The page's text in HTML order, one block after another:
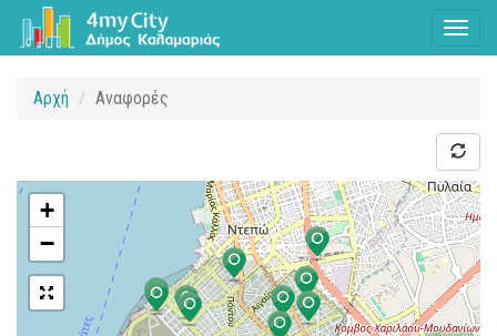
Αρχή Αναφορές
+
−